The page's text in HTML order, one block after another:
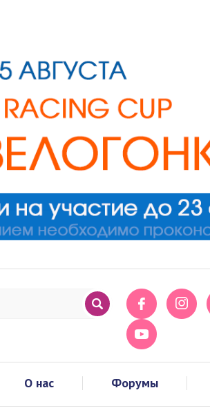
О нас Форумы